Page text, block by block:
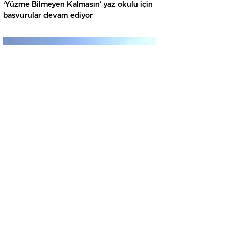
‘Yüzme Bilmeyen Kalmasın’ yaz okulu için
başvurular devam ediyor